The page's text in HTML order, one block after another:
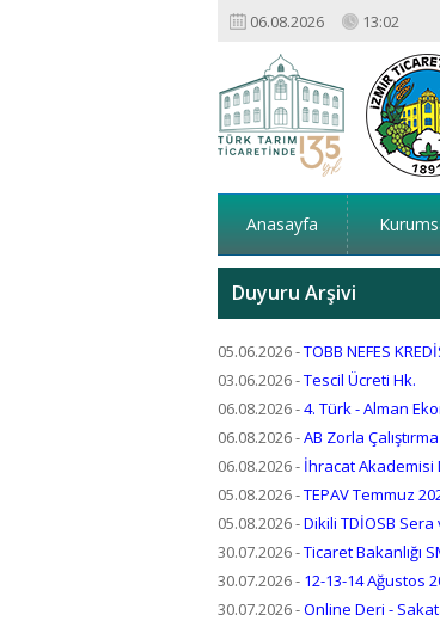
06.08.2026 13:02
Anasayfa
Duyuru Arşivi
05.06.2026-TOBB NEFES
03.06.2026-Tescil Ücreti Hk.
06.08.2026-4. Türk - Alman
06.08.2026-AB Zorla
06.08.2026- İhracat Akademisi
05.08.2026-TEPAV Temmuz
05.08.2026-Dikili TDİOSB
30.07.2026-Ticaret Bakanlığı
30.07.2026- 12-13-14 Ağustos
30.07.2026-Online Deri -